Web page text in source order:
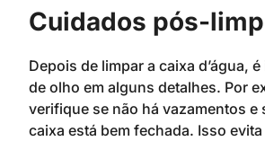
Cuidados pós-
Depois de limpar a caixa d’água,
de olho em alguns detalhes. Por
verifique se não há vazamentos e
caixa está bem fechada. Isso